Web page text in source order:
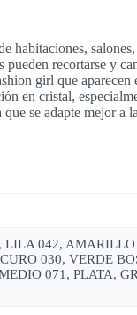
pueden recortarse y
girl que aparecen
en cristal,
se adapte mejor
042,
030, VERDE
071, PLATA,